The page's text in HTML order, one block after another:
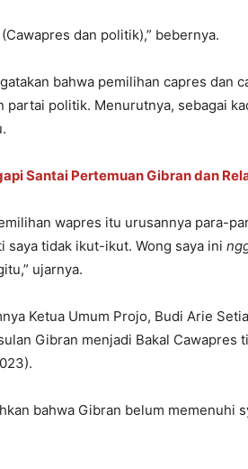
(Cawapres dan politik),” bebernya.
bahwa pemilihan capres dan
partai politik. Menurutnya, sebagai
Santai Pertemuan Gibran dan
wapres itu urusannya para-
saya tidak ikut-ikut. Wong saya ini
ujarnya.
Ketua Umum Projo, Budi Arie
Gibran menjadi Bakal Cawapres
bahwa Gibran belum memenuhi